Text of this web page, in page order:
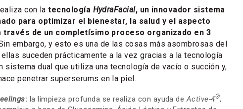
con latecnología HydraFacial, un innovador sistema
para optimizar el bienestar, la salud y el aspecto
través de un completísimo proceso organizado en 3
embargo, y esto es una de las cosas más asombrosas del
suceden prácticamente a la vez gracias a la tecnología
sistema dual que utiliza una tecnología de vacío o succión y,
penetrar superserums en la piel.
: la limpieza profunda se realiza con ayuda deActive-4®,